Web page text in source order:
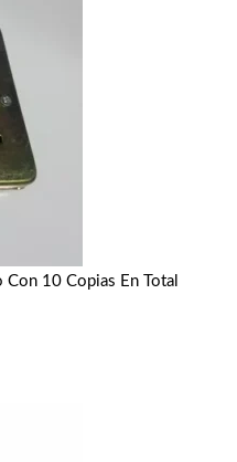
10 Copias En Total